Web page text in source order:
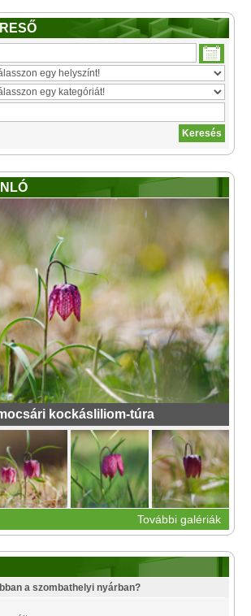
kockásliliom-túra
További galériák
a szombathelyi nyárban?